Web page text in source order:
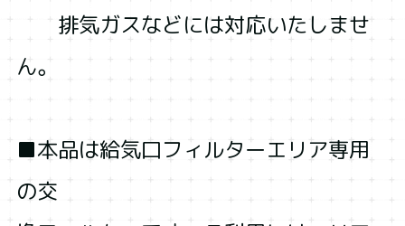
排気ガスなどには対応いたしませ
ん。
■本品は給気口フィルターエリア専用
の交